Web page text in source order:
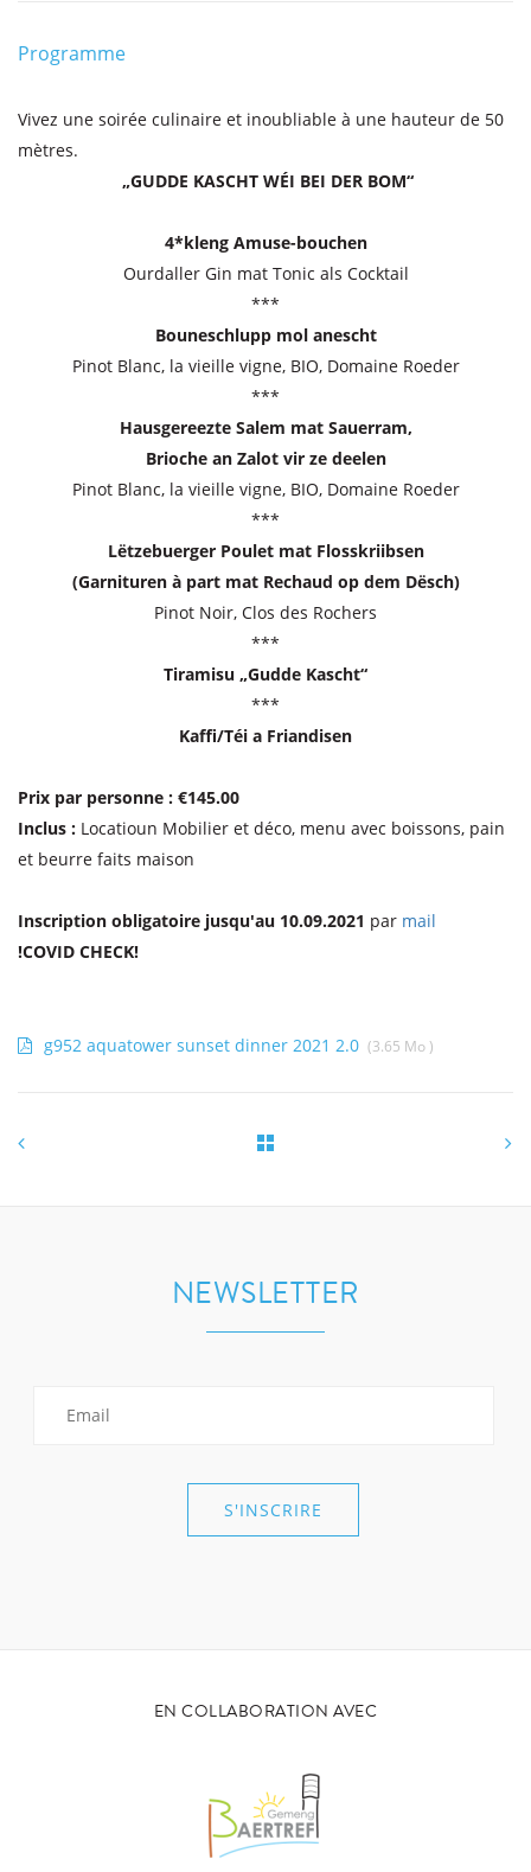
Programme
Vivez une soirée culinaire et inoubliable à une hauteur de 50
mètres.
„GUDDE KASCHT WÉI BEI DER BOM“
4*kleng Amuse-bouchen
Ourdaller Gin mat Tonic als Cocktail
***
Bouneschlupp mol anescht
Pinot Blanc, la vieille vigne, BIO, Domaine Roeder
***
Hausgereezte Salem mat Sauerram,
Brioche an Zalot vir ze deelen
Pinot Blanc, la vieille vigne, BIO, Domaine Roeder
***
Lëtzebuerger Poulet mat Flosskriibsen
(Garnituren à part mat Rechaud op dem Dësch)
Pinot Noir, Clos des Rochers
***
Tiramisu „Gudde Kascht“
***
Kaffi/Téi a Friandisen
Prix par personne : €145.00
Inclus : Locatioun Mobilier et déco, menu avec boissons, pain
et beurre faits maison
Inscription obligatoire jusqu'au 10.09.2021 par mail
!COVID CHECK!
g952 aquatower sunset dinner 2021 2.0 (3.65 Mo )
NEWSLETTER
EN COLLABORATION AVEC